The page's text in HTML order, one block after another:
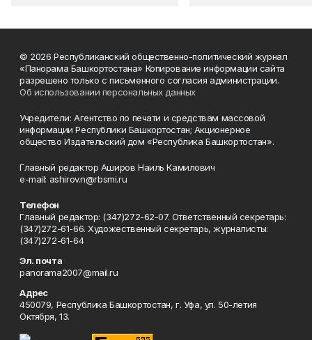
© 2026 Республиканский общественно-политический журнал
«Панорама Башкортостана» Копирование информации сайта
разрешено только с письменного согласия администрации.
Об использовании персональных данных
Учредители: Агентство по печати и средствам массовой
информации Республики Башкортостан; Акционерное
общество Издательский дом «Республика Башкортостан».
Главный редактор Аширов Наиль Камилович
e-mail: ashirov.n@rbsmi.ru
Телефон
Главный редактор: (347)272-62-07. Ответственный секретарь:
(347)272-61-66. Художественный секретарь, журналисты:
(347)272-61-64
Эл. почта
panorama2007@mail.ru
Адрес
450079, Республика Башкортостан, г. Уфа, ул. 50-летия
Октября, 13.